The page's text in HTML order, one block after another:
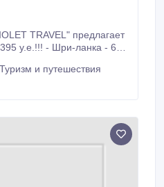
TRAVEL" предлагает
у.е.!!! - Шри-ланка - 660
у.е. Звоните: в
Туризм и путешествия